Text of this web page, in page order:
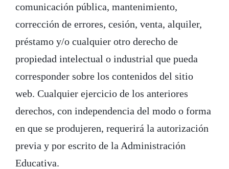
comunicación pública, mantenimiento,
corrección de errores, cesión, venta, alquiler,
préstamo y/o cualquier otro derecho de
propiedad intelectual o industrial que pueda
corresponder sobre los contenidos del sitio
web. Cualquier ejercicio de los anteriores
derechos, con independencia del modo o forma
en que se produjeren, requerirá la autorización
previa y por escrito de la Administración
Educativa.